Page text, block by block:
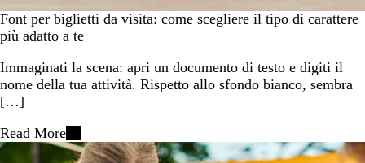
Font per biglietti da visita: come scegliere il tipo di carattere
più adatto a te
Immaginati la scena: apri un documento di testo e digiti il
nome della tua attività. Rispetto allo sfondo bianco, sembra
[…]
Read More